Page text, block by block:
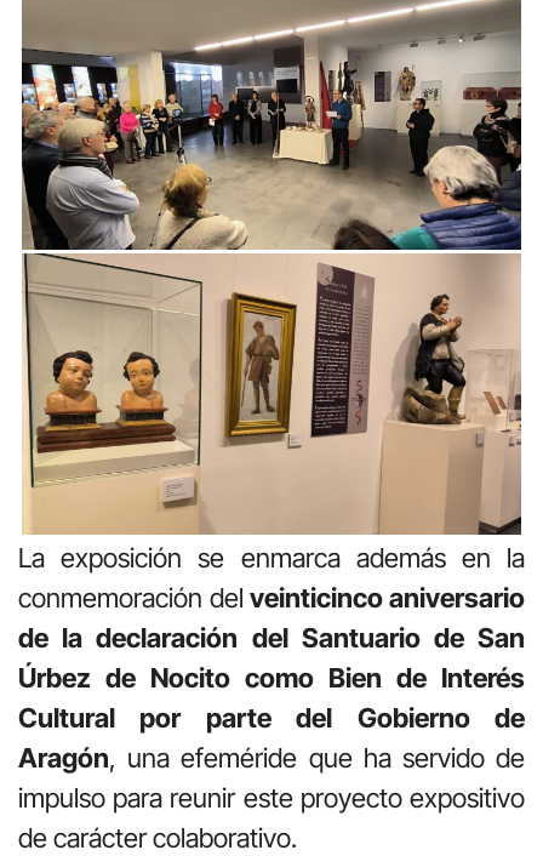
La exposición se enmarca además en la
conmemoración delveinticinco aniversario
de la declaración del Santuario de San
Úrbez de Nocito como Bien de Interés
Cultural por parte del Gobierno de
Aragón, una efeméride que ha servido de
impulso para reunir este proyecto expositivo
de carácter colaborativo.